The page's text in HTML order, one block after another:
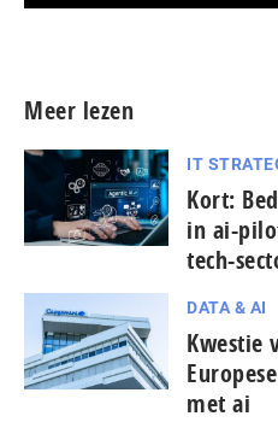
Meer lezen
IT
Kort:
in ai-
tech-
DATA & AI
Kwestie
met ai